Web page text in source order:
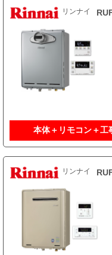
リンナイ
本体＋リモコン＋工
リンナイ